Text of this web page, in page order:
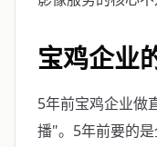
宝鸡企业
5年前宝鸡企业做
播"。5年前要的